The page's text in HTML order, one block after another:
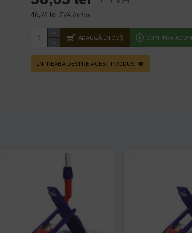
46,74 lei TVA inclus
ADAUGĂ ÎN COŞ CUMPARA ACUM
INTREABA DESPRE ACEST PRODUS